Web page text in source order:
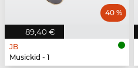
89,40 €
40 %
JB
Musickid - 1